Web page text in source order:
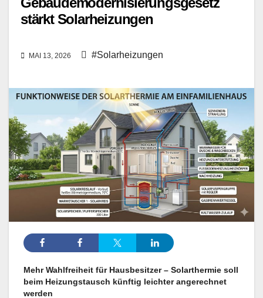
stärkt Solarheizungen
MAI 13, 2026 #Solarheizungen
Mehr Wahlfreiheit für Hausbesitzer – Solarthermie soll
beim Heizungstausch künftig leichter angerechnet
werden